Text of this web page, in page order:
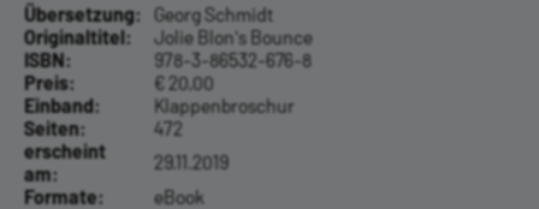
Übersetzung:
Georg Schmidt
Originaltitel:
Jolie Blon's Bounce
ISBN:
978-3-86532-676-8
Preis:
€ 20,00
Einband:
Klappenbroschur
Seiten:
472
erscheint
am:
29.11.2019
Formate:
eBook